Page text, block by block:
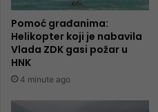
Pomoć građanima:
Helikopter koji je nabavila
Vlada ZDK gasi požar u
HNK
4 minute ago